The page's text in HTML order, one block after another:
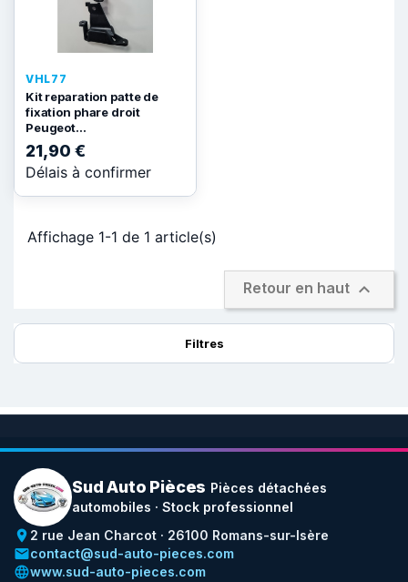
VHL77
Kit reparation patte de
fixation phare droit
Peugeot...
21,90 €
Délais à confirmer
Affichage 1-1 de 1 article(s)
Retour en haut 
Filtres
Sud Auto Pièces Pièces détachées
automobiles · Stock professionnel
place 2 rue Jean Charcot · 26100 Romans-sur-Isère
emailcontact@sud-auto-pieces.com
languagewww.sud-auto-pieces.com